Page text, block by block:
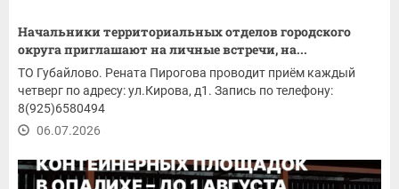
Начальники территориальных отделов городского
округа приглашают на личные встречи, на...
ТО Губайлово. Рената Пирогова проводит приём каждый
четверг по адресу: ул.Кирова, д1. Запись по телефону:
8(925)6580494
06.07.2026